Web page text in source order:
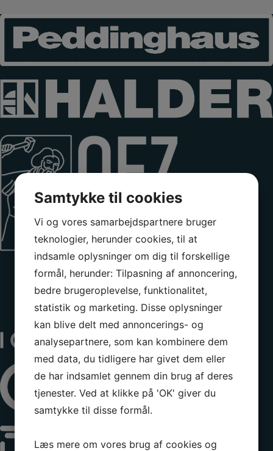
Samtykke til cookies
Vi og vores samarbejdspartnere bruger
teknologier, herunder cookies, til at
indsamle oplysninger om dig til forskellige
formål, herunder: Tilpasning af annoncering,
bedre brugeroplevelse, funktionalitet,
statistik og marketing. Disse oplysninger
kan blive delt med annoncerings- og
analysepartnere, som kan kombinere dem
med data, du tidligere har givet dem eller
de har indsamlet gennem din brug af deres
tjenester. Ved at klikke på 'OK' giver du
samtykke til disse formål.
Læs mere om vores brug af cookies og